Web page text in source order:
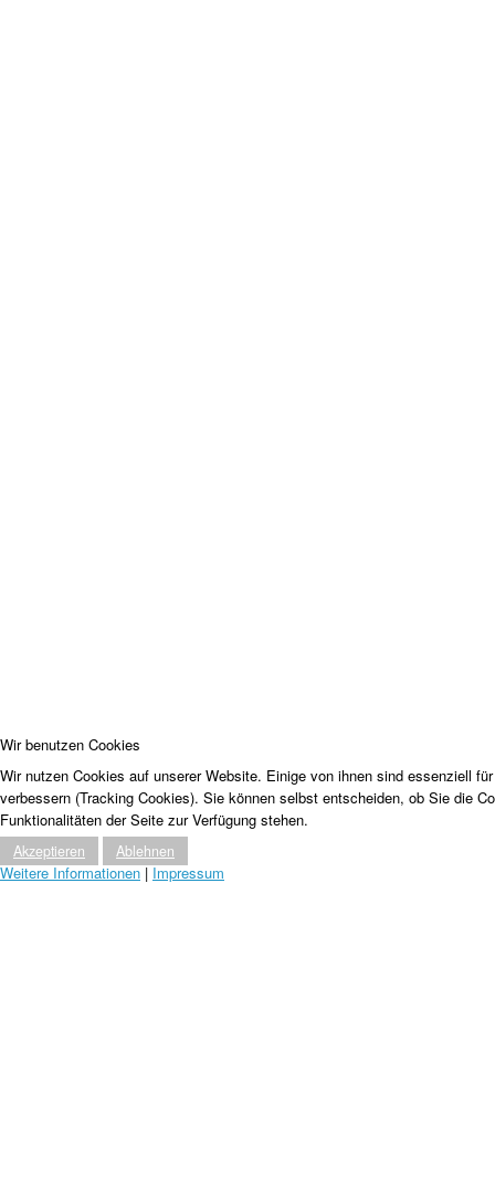
Wir benutzen Cookies
Wir nutzen Cookies auf unserer Website. Einige von ihnen sind essenziell
verbessern (Tracking Cookies). Sie können selbst entscheiden, ob Sie die
Funktionalitäten der Seite zur Verfügung stehen.
Akzeptieren Ablehnen
Weitere Informationen|Impressum